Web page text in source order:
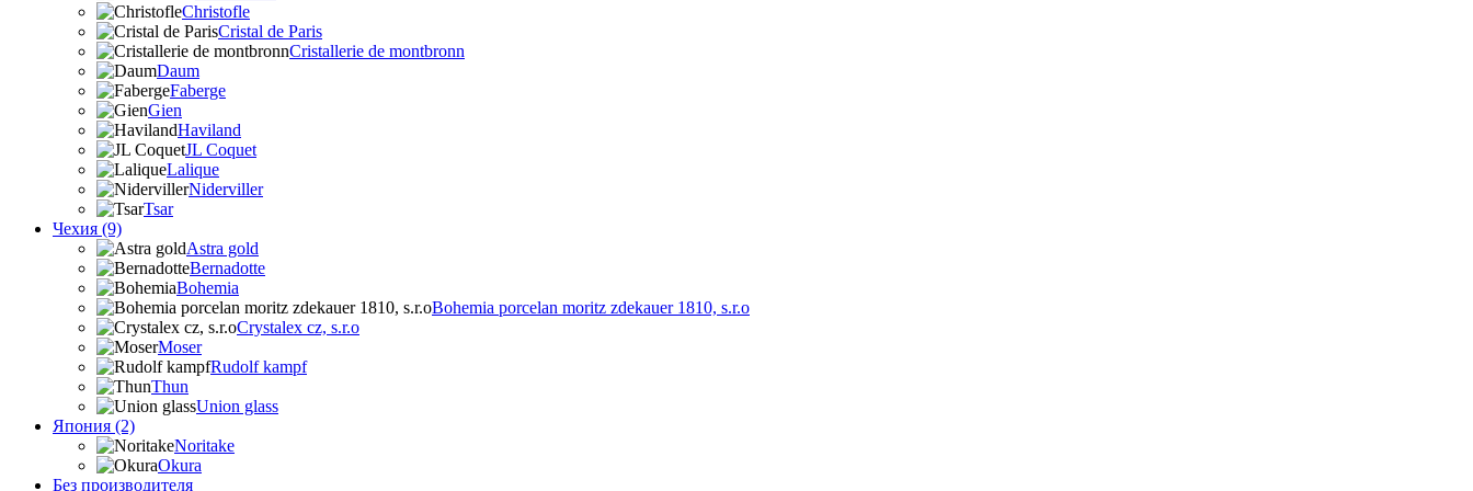
Christofle
Cristal de Paris
Cristallerie de montbronn
Daum
Faberge
Gien
Haviland
JL Coquet
Lalique
Niderviller
Tsar
Чехия (9)
Astra gold
Bernadotte
Bohemia
Bohemia porcelan moritz zdekauer 1810, s.r.o
Crystalex cz, s.r.o
Moser
Rudolf kampf
Thun
Union glass
Япония (2)
Noritake
Okura
Без производителя